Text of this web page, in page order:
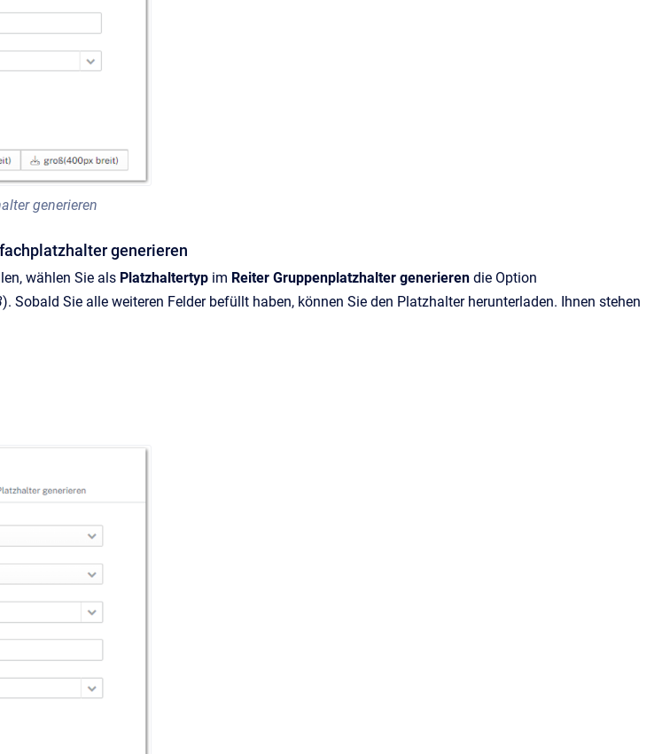
generieren
generieren
wählen Sie als Platzhaltertyp im Reiter Gruppenplatzhalter generieren die Option
). Sobald Sie alle weiteren Felder befüllt haben, können Sie den Platzhalter herunterladen. Ihnen stehen